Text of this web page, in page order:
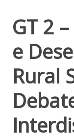
GT 2
e
Rural